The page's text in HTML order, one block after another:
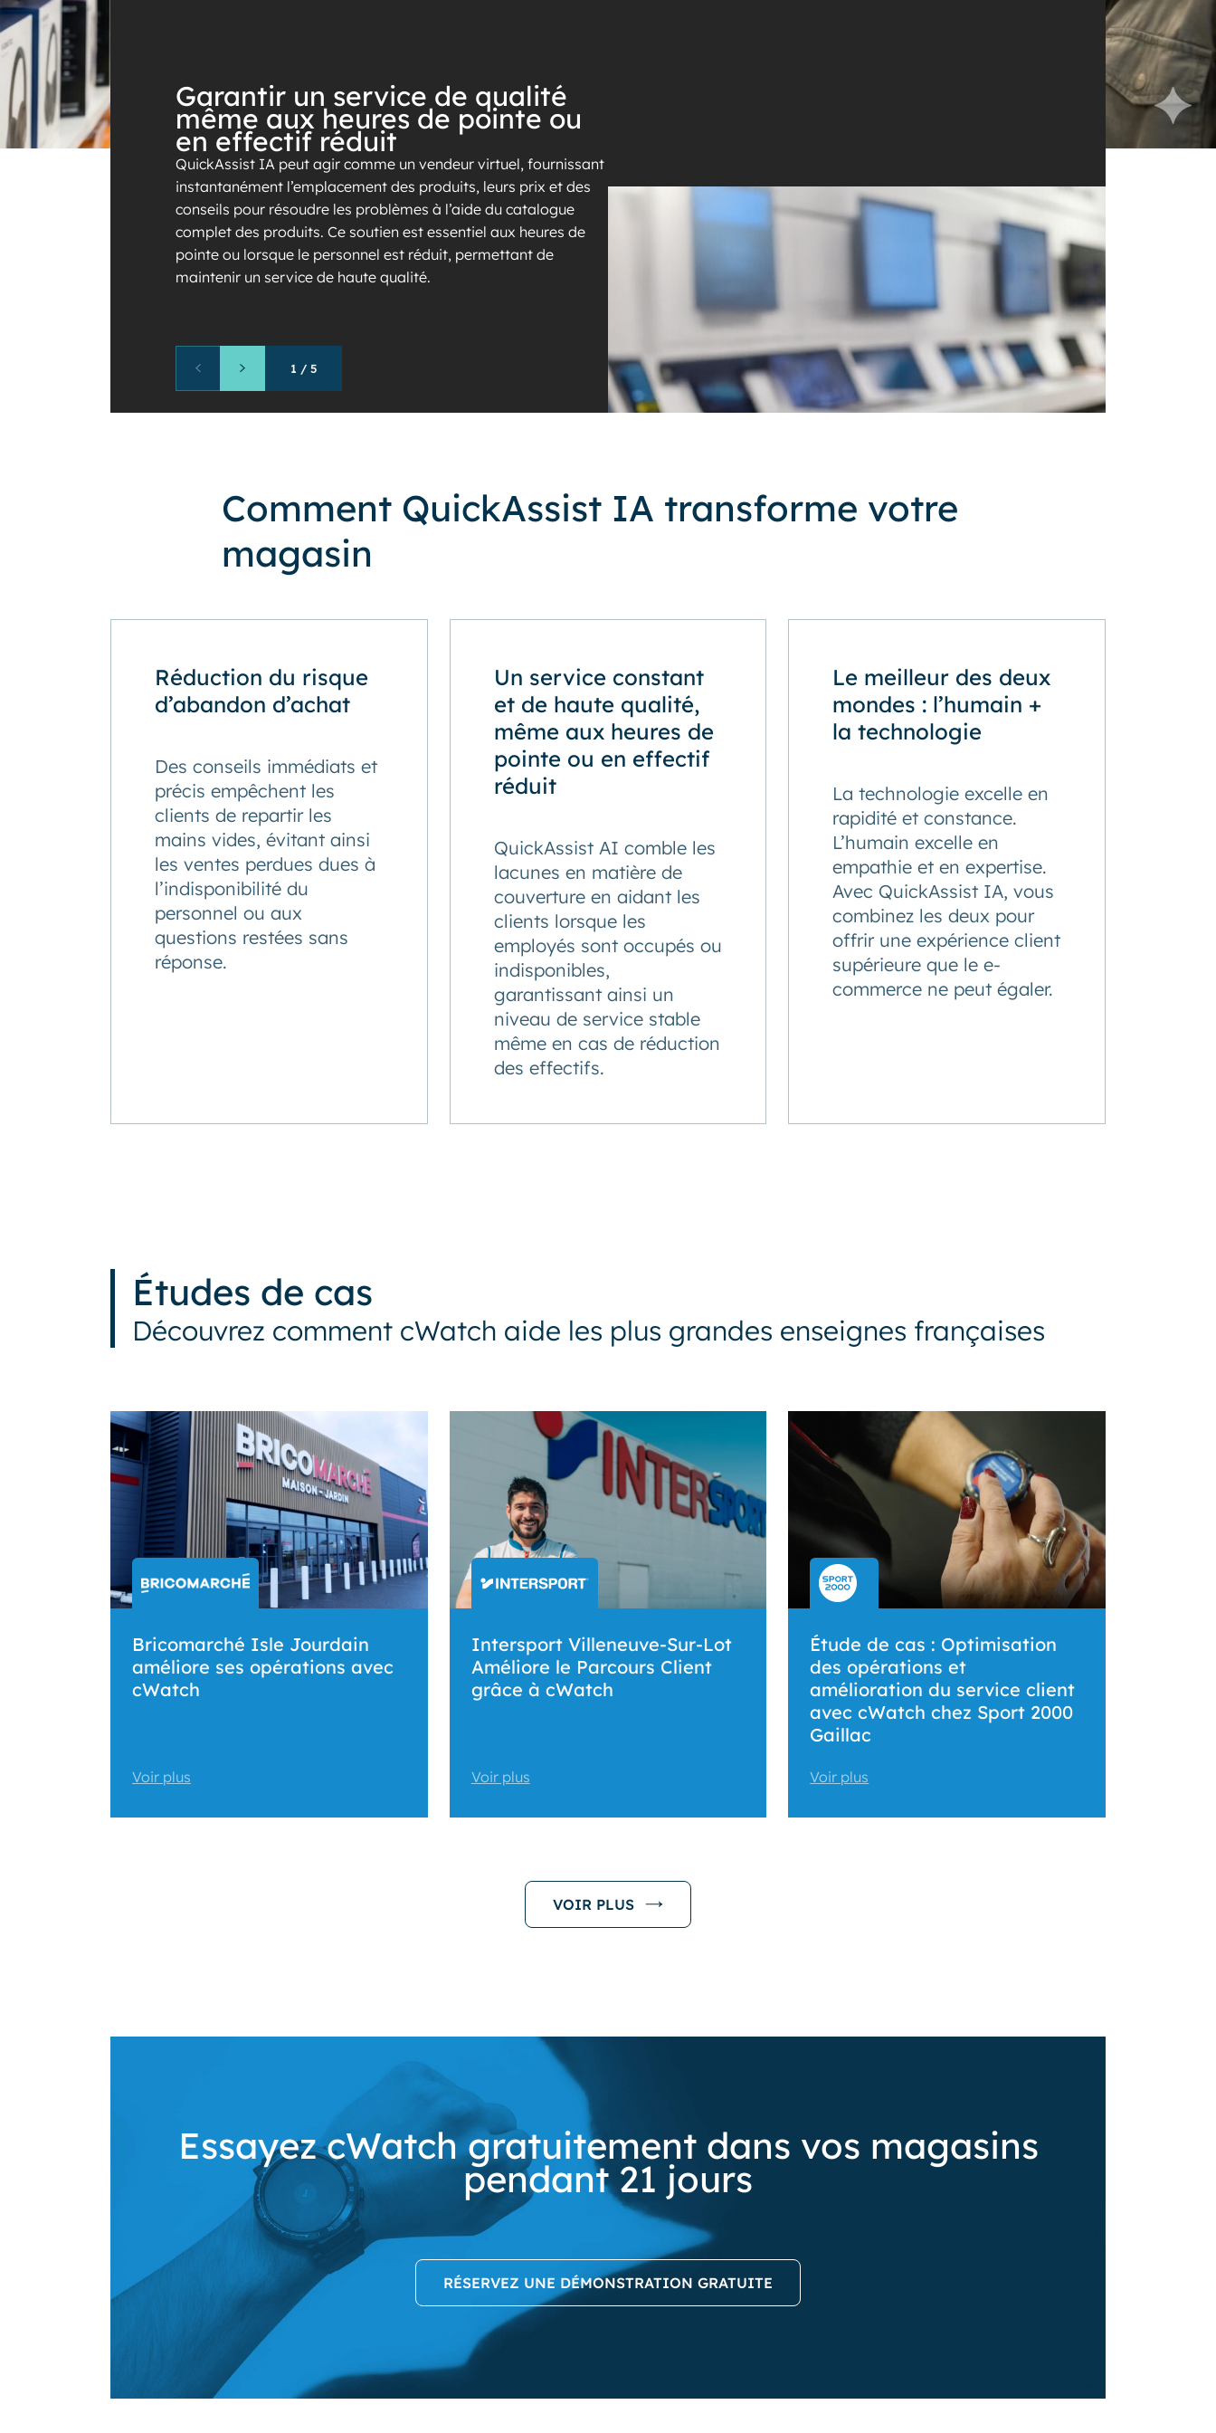
Garantir un service de qualité
même aux heures de pointe ou
en effectif réduit
QuickAssist IA peut agir comme un vendeur virtuel, fournissant
instantanément l’emplacement des produits, leurs prix et des
conseils pour résoudre les problèmes à l’aide du catalogue
complet des produits. Ce soutien est essentiel aux heures de
pointe ou lorsque le personnel est réduit, permettant de
maintenir un service de haute qualité.
1 / 5
Comment QuickAssist IA transforme votre
magasin
Réduction du risque
d’abandon d’achat
Des conseils immédiats et
précis empêchent les
clients de repartir les
mains vides, évitant ainsi
les ventes perdues dues à
l’indisponibilité du
personnel ou aux
questions restées sans
réponse.
Un service constant
et de haute qualité,
même aux heures de
pointe ou en effectif
réduit
QuickAssist AI comble les
lacunes en matière de
couverture en aidant les
clients lorsque les
employés sont occupés ou
indisponibles,
garantissant ainsi un
niveau de service stable
même en cas de réduction
des effectifs.
Le meilleur des deux
mondes : l’humain +
la technologie
La technologie excelle en
rapidité et constance.
L’humain excelle en
empathie et en expertise.
Avec QuickAssist IA, vous
combinez les deux pour
offrir une expérience client
supérieure que le e-
commerce ne peut égaler.
Études de cas
Découvrez comment cWatch aide les plus grandes enseignes françaises
Bricomarché Isle Jourdain
améliore ses opérations avec
cWatch
Voir plus
Intersport Villeneuve-Sur-Lot
Améliore le Parcours Client
grâce à cWatch
Voir plus
Étude de cas : Optimisation
des opérations et
amélioration du service client
avec cWatch chez Sport 2000
Gaillac
Voir plus
VOIR PLUS
Essayez cWatch gratuitement dans vos magasins
pendant 21 jours
RÉSERVEZ UNE DÉMONSTRATION GRATUITE